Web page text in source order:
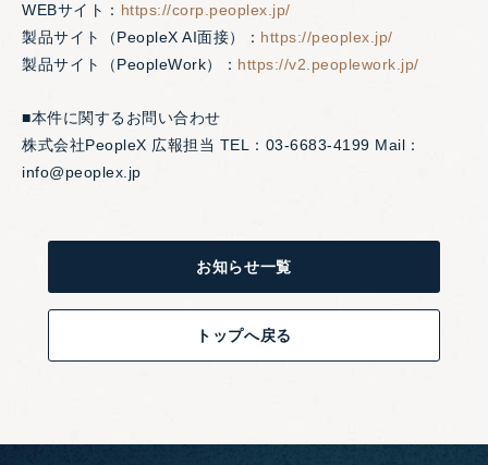
WEBサイト： https://corp.peoplex.jp/
製品サイト（PeopleX AI面接）： https://peoplex.jp/
製品サイト（PeopleWork）： https://v2.peoplework.jp/
■本件に関するお問い合わせ
株式会社PeopleX 広報担当 TEL：03-6683-4199 Mail：
info@peoplex.jp
お知らせ一覧
トップへ戻る